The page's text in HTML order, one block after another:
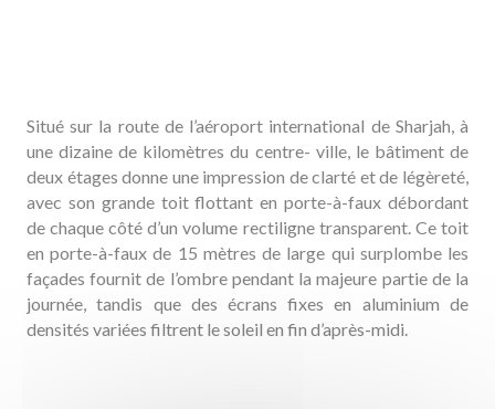
Situé sur la route de l’aéroport international de Sharjah, à
une dizaine de kilomètres du centre- ville, le bâtiment de
deux étages donne une impression de clarté et de légèreté,
avec son grande toit flottant en porte-à-faux débordant
de chaque côté d’un volume rectiligne transparent. Ce toit
en porte-à-faux de 15 mètres de large qui surplombe les
façades fournit de l’ombre pendant la majeure partie de la
journée, tandis que des écrans fixes en aluminium de
densités variées filtrent le soleil en fin d’après-midi.